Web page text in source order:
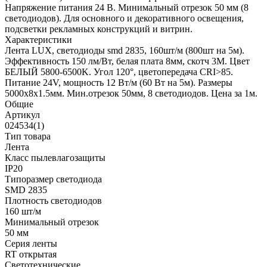
Напряжение питания 24 В. Минимальный отрезок 50 мм (8
светодиодов). Для основного и декоративного освещения,
подсветки рекламных конструкций и витрин.
Характеристики
Лента LUX, светодиоды smd 2835, 160шт/м (800шт на 5м).
Эффективность 150 лм/Вт, белая плата 8мм, скотч 3М. Цвет
БЕЛЫЙ 5800-6500K. Угол 120°, цветопередача CRI>85.
Питание 24V, мощность 12 Вт/м (60 Вт на 5м). Размеры
5000х8х1.5мм. Мин.отрезок 50мм, 8 светодиодов. Цена за 1м.
Общие
Артикул
024534(1)
Тип товара
Лента
Класс пылевлагозащиты
IP20
Типоразмер светодиода
SMD 2835
Плотность светодиодов
160 шт/м
Минимальный отрезок
50 мм
Серия ленты
RT открытая